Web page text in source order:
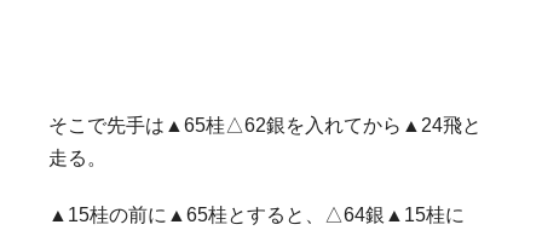
そこで先手は▲65桂△62銀を入れてから▲24飛と
走る。
▲15桂の前に▲65桂とすると、△64銀▲15桂に